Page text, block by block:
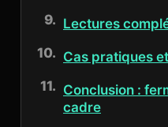
Lectures
Cas pratiques
Conclusion :
cadre